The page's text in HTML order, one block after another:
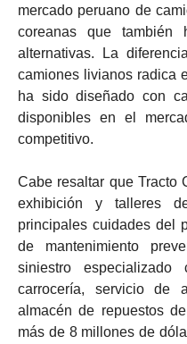
mercado peruano de
coreanas que también
alternativas. La
camiones livianos radica
ha sido diseñado con
disponibles en el
competitivo.
Cabe resaltar que Tracto
exhibición y talleres
principales cuidades del
de mantenimiento
siniestro
carrocería, servicio de
almacén de repuestos
más de 8 millones de